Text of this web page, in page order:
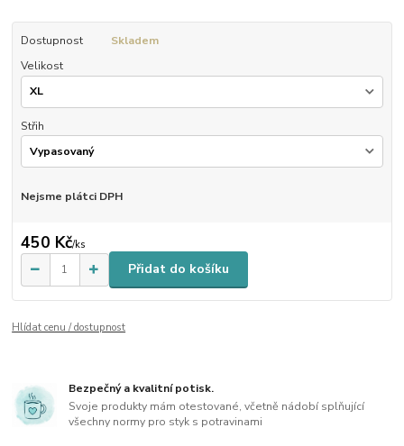
Dostupnost
Skladem
Velikost
Střih
Nejsme plátci DPH
450 Kč/ks
Přidat do košíku
Hlídat cenu / dostupnost
Bezpečný a kvalitní potisk.
Svoje produkty mám otestované, včetně nádobí splňující
všechny normy pro styk s potravinami